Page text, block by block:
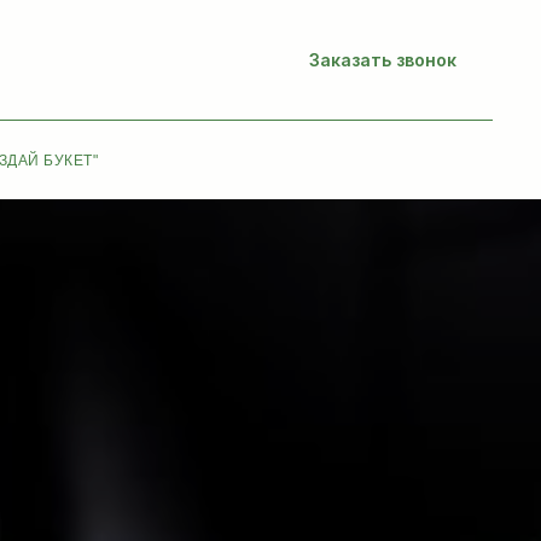
Заказать звонок
БУКЕТ"